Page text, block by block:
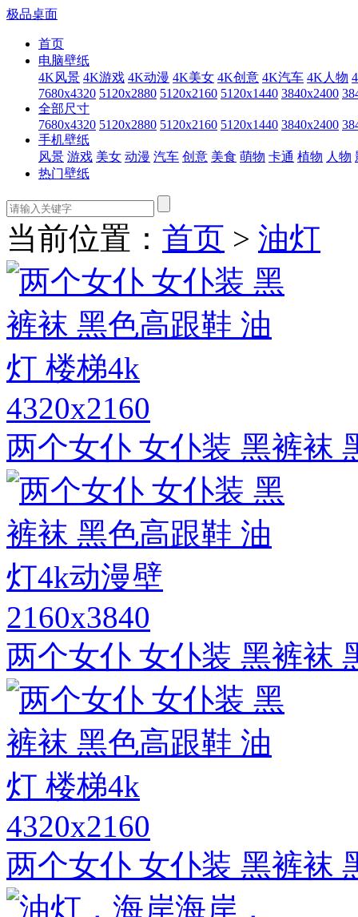
极品桌面
首页
电脑壁纸
4K风景 4K游戏 4K动漫 4K美女 4K创意 4K汽车 4K人物
7680x4320 5120x2880 5120x2160 5120x1440 3840x2400
全部尺寸
7680x4320 5120x2880 5120x2160 5120x1440 3840x2400
手机壁纸
风景 游戏 美女 动漫 汽车 创意 美食 萌物 卡通 植物 人物
热门壁纸
当前位置： 首页 > 油灯
4320x2160
两个女仆 女仆装 黑裤袜
2160x3840
两个女仆 女仆装 黑裤袜
4320x2160
两个女仆 女仆装 黑裤袜